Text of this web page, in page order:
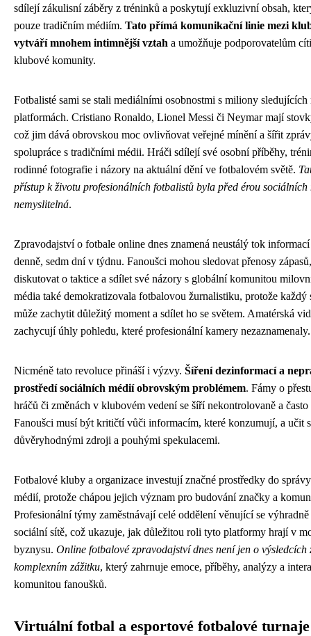
sdílejí zákulisní záběry z tréninků a poskytují exkluzivní obsah,
pouze tradičním médiím. Tato přímá komunikační linie mezi
vytváří mnohem intimnější vztah a umožňuje podporovatelům
klubové komunity.
Fotbalisté sami se stali mediálními osobnostmi s miliony sledujících
platformách. Cristiano Ronaldo, Lionel Messi či Neymar mají
což jim dává obrovskou moc ovlivňovat veřejné mínění a šířit
spolupráce s tradičními médii. Hráči sdílejí své osobní příběhy,
rodinné fotografie i názory na aktuální dění ve fotbalovém světě.
přístup k životu profesionálních fotbalistů byla před érou
nemyslitelná.
Zpravodajství o fotbale online dnes znamená neustálý tok
denně, sedm dní v týdnu. Fanoušci mohou sledovat přenosy
diskutovat o taktice a sdílet své názory s globální komunitou
média také demokratizovala fotbalovou žurnalistiku, protože každý
může zachytit důležitý moment a sdílet ho se světem. Amatérská
zachycují úhly pohledu, které profesionální kamery nezaznamenaly.
Nicméně tato revoluce přináší i výzvy. Šíření dezinformací a
prostředí sociálních médií obrovským problémem. Fámy o
hráčů či změnách v klubovém vedení se šíří nekontrolovaně a
Fanoušci musí být kritičtí vůči informacím, které konzumují, a učit
důvěryhodnými zdroji a pouhými spekulacemi.
Fotbalové kluby a organizace investují značné prostředky do
médií, protože chápou jejich význam pro budování značky a
Profesionální týmy zaměstnávají celé oddělení věnující se
sociální sítě, což ukazuje, jak důležitou roli tyto platformy hrají v
byznysu. Online fotbalové zpravodajství dnes není jen o výsledcích
komplexním zážitku, který zahrnuje emoce, příběhy, analýzy a
komunitou fanoušků.
Virtuální fotbal a esportové fotbalové turnaje